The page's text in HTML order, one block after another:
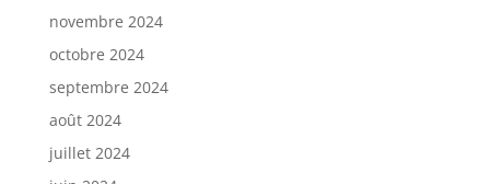
novembre 2024
octobre 2024
septembre 2024
août 2024
juillet 2024